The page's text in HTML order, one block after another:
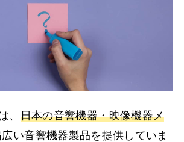
、 日本の音響機器・映像機器メ
い音響機器製品を提供していま